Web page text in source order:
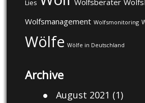
Lies Wolfsberater
Wolfsmanagement Wolfsmonitoring
Wölfe Wölfe in Deutschland
Archive
August 2021 (1)